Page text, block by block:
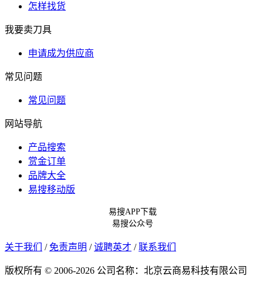
怎样找货
我要卖刀具
申请成为供应商
常见问题
常见问题
网站导航
产品搜索
赏金订单
品牌大全
易搜移动版
易搜APP下载
易搜公众号
关于我们 / 免责声明 / 诚聘英才 / 联系我们
版权所有 © 2006-2026 公司名称：北京云商易科技有限公司